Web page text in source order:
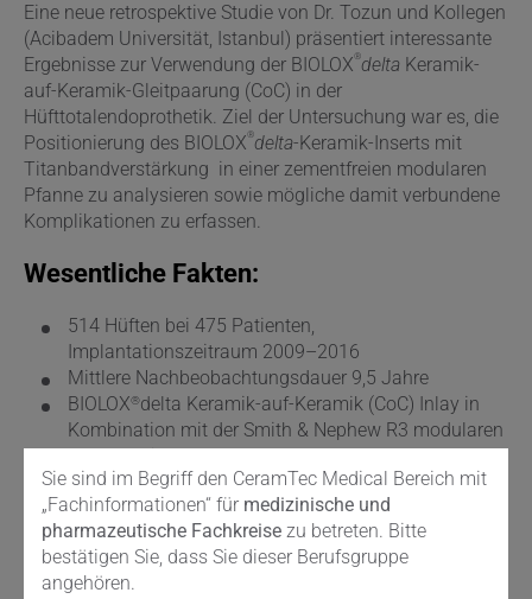
Sie sind im Begriff den CeramTec Medical Bereich mit
„Fachinformationen“ für medizinische und
pharmazeutische Fachkreise zu betreten. Bitte
bestätigen Sie, dass Sie dieser Berufsgruppe
angehören.
Eine neue retrospektive Studie von Dr. Tozun und Kollegen
(Acibadem Universität, Istanbul) präsentiert interessante
Ergebnisse zur Verwendung der BIOLOX®delta Keramik-
auf-Keramik-Gleitpaarung (CoC) in der
Hüfttotalendoprothetik. Ziel der Untersuchung war es, die
Positionierung des BIOLOX®delta-Keramik-Inserts mit
Titanbandverstärkung in einer zementfreien modularen
Pfanne zu analysieren sowie mögliche damit verbundene
Komplikationen zu erfassen.
Wesentliche Fakten:
514 Hüften bei 475 Patienten,
Implantationszeitraum 2009–2016
Mittlere Nachbeobachtungsdauer 9,5 Jahre
BIOLOX®delta Keramik-auf-Keramik (CoC) Inlay in
Kombination mit der Smith & Nephew R3 modularen
Kopfgröße 36 mm: 360 Fälle
Kopfgröße 32 mm: 144 Fälle
Kopfgröße 28 mm: 10 Fälle
10-Jahres-Überlebensrate der Pfanne von 97,8%
(Revision als Endpunkt)